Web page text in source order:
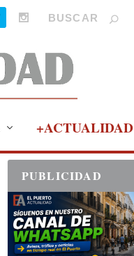
+ACTUALIDAD
PUBLICIDAD